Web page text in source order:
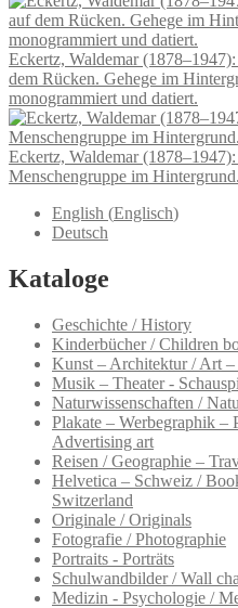
Eckertz, Waldemar
dem Rücken. Gehege im
monogrammiert und datiert.
Eckertz, Waldemar
Menschengruppe im Hintergrund.
English (Englisch)
Deutsch
Kataloge
Geschichte / History
Kinderbücher / Children
Kunst – Architektur / Art –
Musik – Theater -
Naturwissenschaften /
Plakate – Werbegraphik –
Advertising art
Reisen / Geographie –
Helvetica – Schweiz /
Switzerland
Originale / Originals
Fotografie / Photographie
Portraits - Porträts
Schulwandbilder / Wall
Medizin - Psychologie /